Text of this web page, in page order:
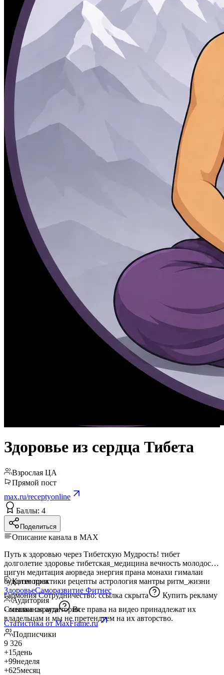
Здоровье из сердца Тибета
Взрослая ЦА
Прямой пост
max.ru/receptyonline
Баллы: 4
Поделиться
Описание канала в MAX
Путь к здоровью через Тибетскую Мудрость! тибет
долголетие здоровье тибетская_медицина вечность молодость
цигун медитация аюрведа энергия прана монахи гималаи
буддизм практики рецепты астрология мантры ритм_жизни
гармония Сотрудничество:ссылка скрыта
Купить рекламу
-ссылка скрыта
Все права на видео принадлежат их
владельцам и мы не претендуем на их авторство.
Категории
ЗдоровьеСаморазвитие Фитнес
Аудитория
Смешанная аудитория
Статистика от MaxFrame.ru
Подписчики
9 326
+15день
+99неделя
+625месяц